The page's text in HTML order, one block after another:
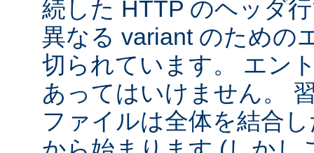
続した HTTP のヘッダ
異なる variant のための
切られています。 エン
あってはいけません。
ファイルは全体を結合